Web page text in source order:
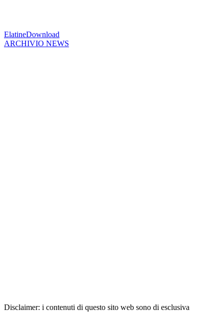
ElatineDownload
ARCHIVIO NEWS
Disclaimer: i contenuti di questo sito web sono di esclusiva